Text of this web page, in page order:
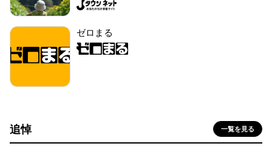
ゼロまる
追悼 一覧を見る